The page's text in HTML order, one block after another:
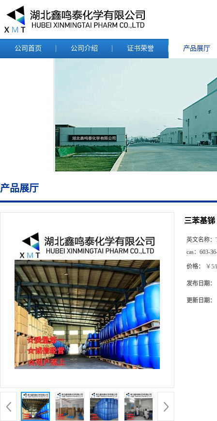
公司首页 公司介绍 证书荣誉 产品展厅
产品展厅
三苯基锑
英文名称：
cas： 603-
价格： ￥5/
发布日期：
更新日期：